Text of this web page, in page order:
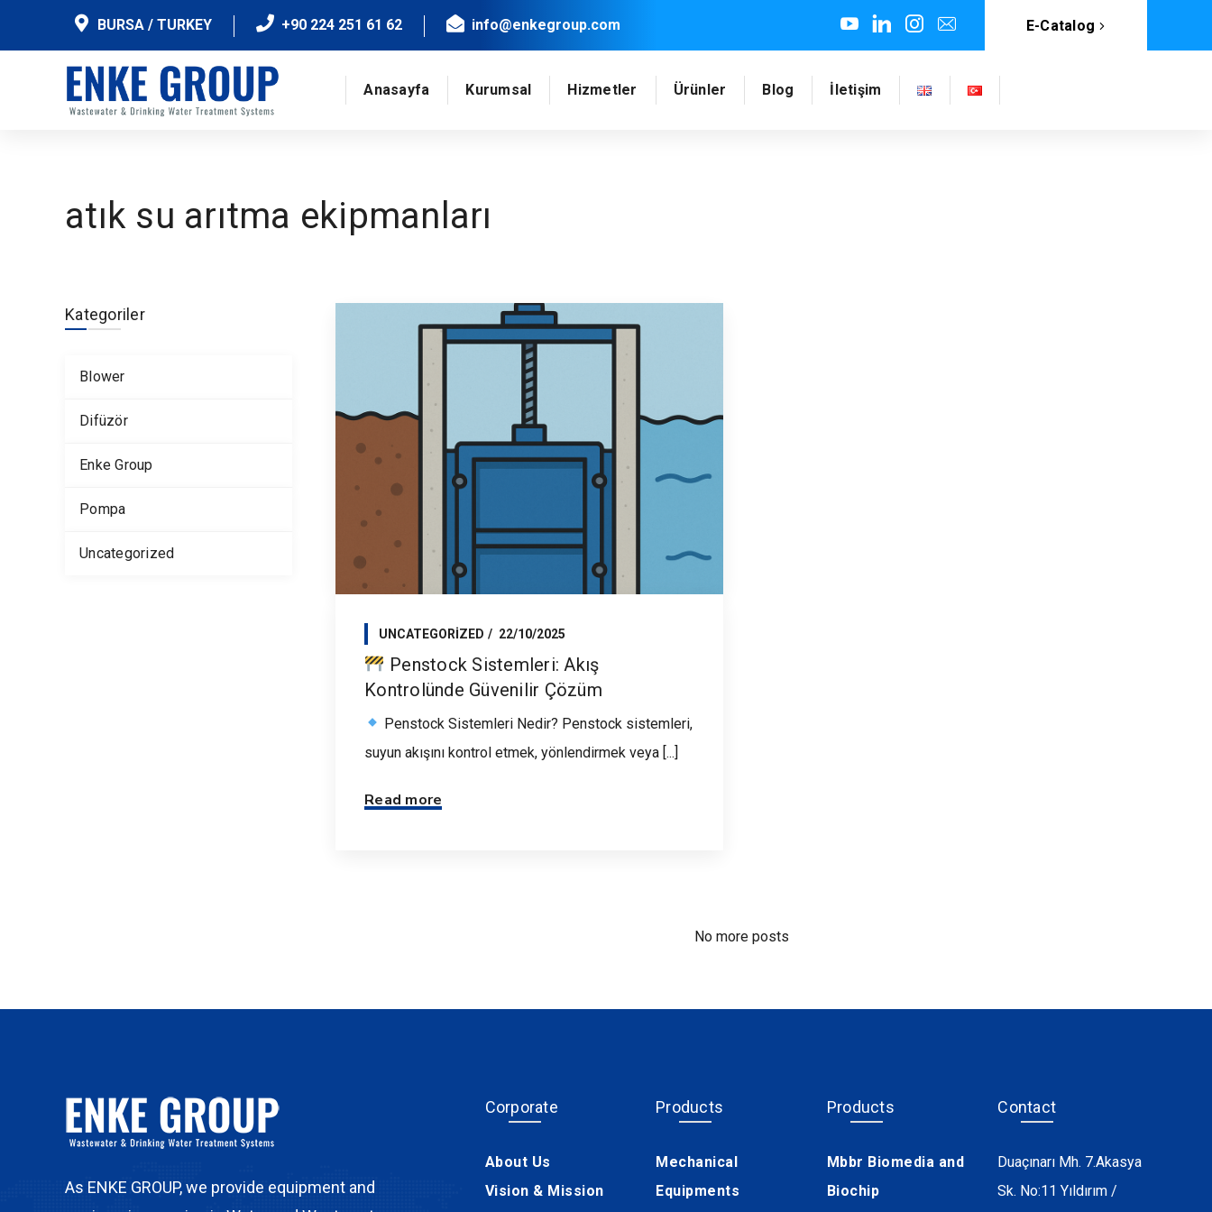
BURSA / TURKEY +90 224 251 61 62 info@enkegroup.com E-Catalog
Anasayfa Kurumsal Hizmetler Ürünler Blog İletişim
atık su arıtma ekipmanları
Kategoriler
Blower
Difüzör
Enke Group
Pompa
Uncategorized
UNCATEGORIZED 22/10/2025
Penstock Sistemleri: Akış
Kontrolünde Güvenilir Çözüm
Penstock Sistemleri Nedir? Penstock sistemleri,
suyun akışını kontrol etmek, yönlendirmek veya [...]
Read more
No more posts
As ENKE GROUP, we provide equipment and
Corporate
About Us
Vision & Mission
Products
Mechanical
Equipments
Products
Mbbr Biomedia and
Biochip
Contact
Duaçınarı Mh. 7.Akasya
Sk. No:11 Yıldırım /